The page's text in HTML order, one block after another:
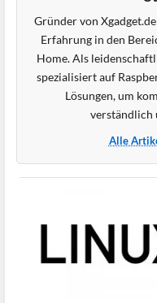
Gründer von
Erfahrung in den
Home. Als
spezialisiert auf
Lösungen, um
verständlich
Alle